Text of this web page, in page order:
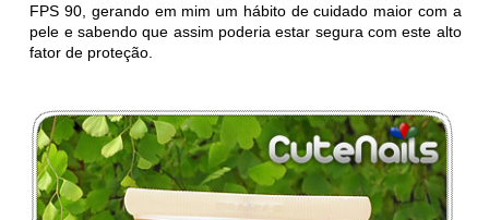
FPS 90, gerando em mim um hábito de cuidado maior com a
pele e sabendo que assim poderia estar segura com este alto
fator de proteção.